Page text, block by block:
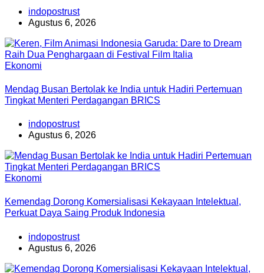
indopostrust
Agustus 6, 2026
Ekonomi
Mendag Busan Bertolak ke India untuk Hadiri Pertemuan
Tingkat Menteri Perdagangan BRICS
indopostrust
Agustus 6, 2026
Ekonomi
Kemendag Dorong Komersialisasi Kekayaan Intelektual,
Perkuat Daya Saing Produk Indonesia
indopostrust
Agustus 6, 2026